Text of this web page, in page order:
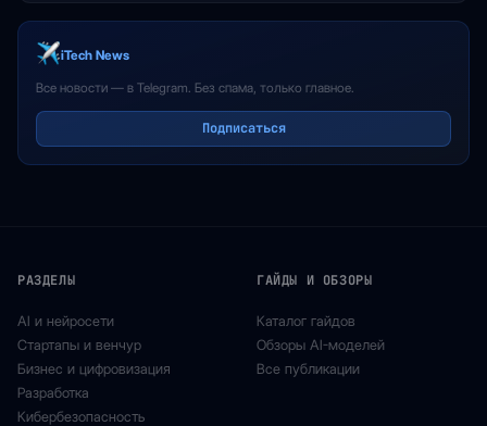
iTech News
Все новости — в Telegram. Без спама, только главное.
Подписаться
РАЗДЕЛЫ
AI и нейросети
Стартапы и венчур
Бизнес и цифровизация
Разработка
Кибербезопасность
ГАЙДЫ И ОБЗОРЫ
Каталог гайдов
Обзоры AI-моделей
Все публикации